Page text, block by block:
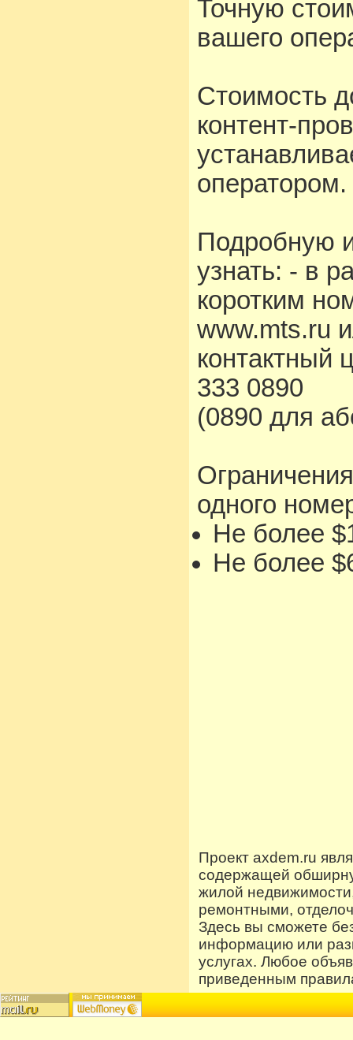
Точную
вашего
Стоимость
контент-
оператором.
Подробную
узнать: - в
коротким
www.mts.ru
контактный
333 0890
(0890 для
одного
Не более
Не более
Проект axdem.ru
содержащей
жилой
ремонтными,
Здесь вы сможете
информацию или
услугах. Любое
приведенным